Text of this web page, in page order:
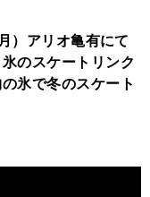
）アリオ亀有にて
のスケートリンク
氷で冬のスケート